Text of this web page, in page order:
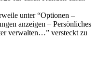
unter “Optionen –
anzeigen – Persönliches
verwalten…” versteckt zu